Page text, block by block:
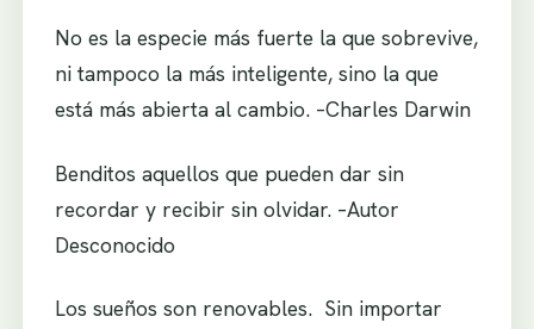
No es la especie más fuerte la que sobrevive,
ni tampoco la más inteligente, sino la que
está más abierta al cambio. –Charles Darwin
Benditos aquellos que pueden dar sin
recordar y recibir sin olvidar. –Autor
Desconocido
Los sueños son renovables. Sin importar